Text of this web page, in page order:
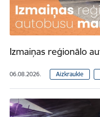
Izmaiņas reģionālo
06.08.2026. Aizkraukle